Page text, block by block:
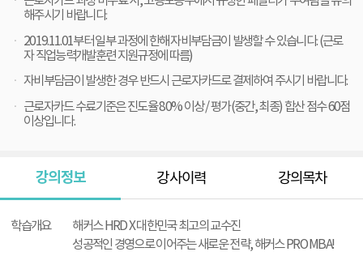
해주시기 바랍니다.
2019.11.01부터 일부 과정에 한해 자비부담금이 발생할 수 있습니다. (근로
자 직업능력개발훈련 지원규정에 따름)
자비부담금이 발생한 경우 반드시 근로자카드로 결제하여 주시기 바랍니다.
근로자카드 수료기준은 진도율 80% 이상 / 평가(중간, 최종) 합산 점수 60점
이상입니다.
강의정보 강사이력 강의목차
학습개요
해커스 HRD X 대한민국 최고의 교수진
성공적인 경영으로 이어주는 새로운 전략, 해커스 PRO MBA!